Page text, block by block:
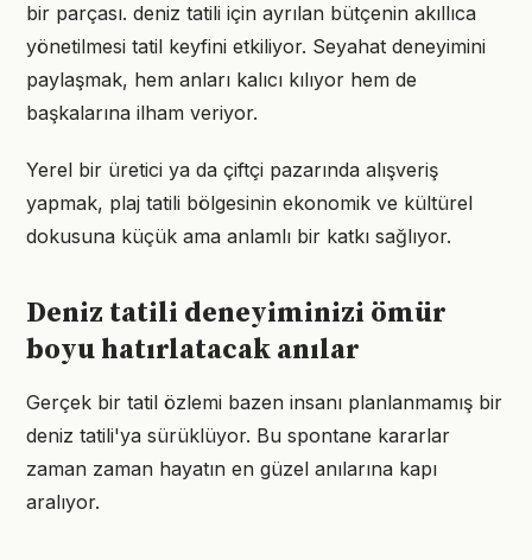
bir parçası. deniz tatili için ayrılan bütçenin akıllıca
yönetilmesi tatil keyfini etkiliyor. Seyahat deneyimini
paylaşmak, hem anları kalıcı kılıyor hem de
başkalarına ilham veriyor.
Yerel bir üretici ya da çiftçi pazarında alışveriş
yapmak, plaj tatili bölgesinin ekonomik ve kültürel
dokusuna küçük ama anlamlı bir katkı sağlıyor.
Deniz tatili deneyiminizi ömür
boyu hatırlatacak anılar
Gerçek bir tatil özlemi bazen insanı planlanmamış bir
deniz tatili'ya sürüklüyor. Bu spontane kararlar
zaman zaman hayatın en güzel anılarına kapı
aralıyor.